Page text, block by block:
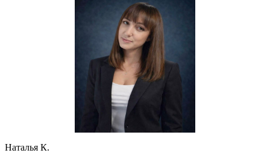
Наталья К.